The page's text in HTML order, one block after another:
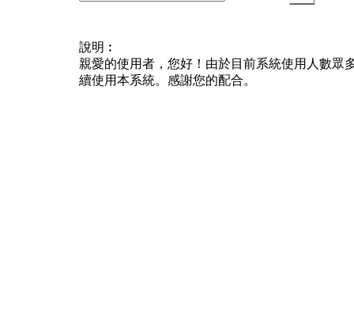
說明︰
親愛的使用者，您好！由於目前系統使用人數眾
續使用本系統。感謝您的配合。